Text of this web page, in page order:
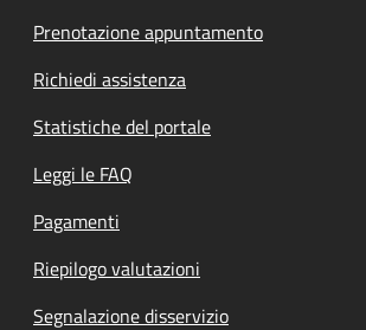
Prenotazione appuntamento
Richiedi assistenza
Statistiche del portale
Leggi le FAQ
Pagamenti
Riepilogo valutazioni
Segnalazione disservizio